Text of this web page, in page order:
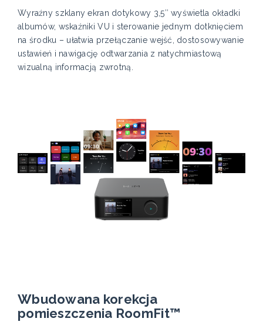
Wyraźny szklany ekran dotykowy 3,5″ wyświetla okładki
albumów, wskaźniki VU i sterowanie jednym dotknięciem
na środku – ułatwia przełączanie wejść, dostosowywanie
ustawień i nawigację odtwarzania z natychmiastową
wizualną informacją zwrotną.
Wbudowana korekcja
pomieszczenia RoomFit™